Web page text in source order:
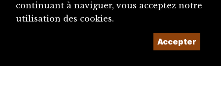
continuant à naviguer, vous acceptez notre
utilisation des cookies.
Accepter